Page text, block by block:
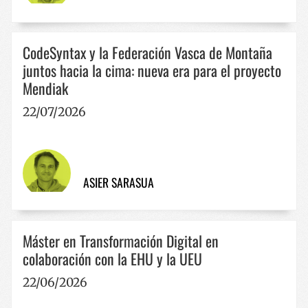
CodeSyntax y la Federación Vasca de Montaña
juntos hacia la cima: nueva era para el proyecto
Mendiak
22/07/2026
ASIER SARASUA
Máster en Transformación Digital en
colaboración con la EHU y la UEU
22/06/2026
__cf_bm
29
CookieScriptConsent